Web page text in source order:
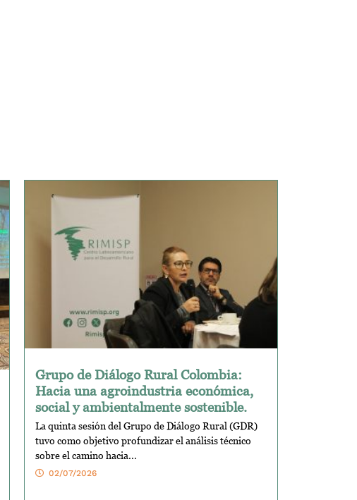
Grupo de Diálogo Rural Colombia:
Hacia una agroindustria económica,
social y ambientalmente sostenible.
La quinta sesión del Grupo de Diálogo Rural (GDR)
tuvo como objetivo profundizar el análisis técnico
sobre el camino hacia...
02/07/2026